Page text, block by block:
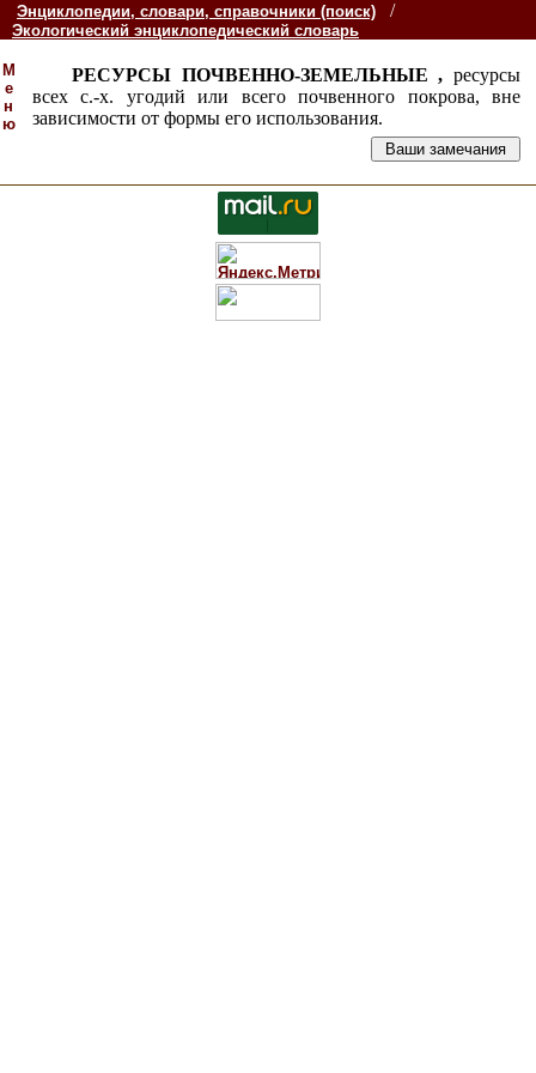
Энциклопедии, словари, справочники (поиск) /
Экологический энциклопедический словарь
М
е
н
ю
РЕСУРСЫ ПОЧВЕННО-ЗЕМЕЛЬНЫЕ , ресурсы
всех с.-х. угодий или всего почвенного покрова, вне
зависимости от формы его использования.